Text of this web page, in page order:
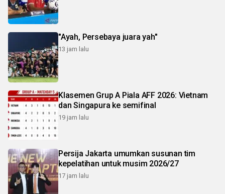
"Ayah, Persebaya juara yah"
13 jam lalu
Klasemen Grup A Piala AFF 2026: Vietnam
dan Singapura ke semifinal
19 jam lalu
Persija Jakarta umumkan susunan tim
kepelatihan untuk musim 2026/27
17 jam lalu